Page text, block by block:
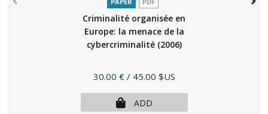
Criminalité organisée en
Europe: la menace de la
cybercriminalité (2006)
Price
30.00 € / 45.00 $US
ADD